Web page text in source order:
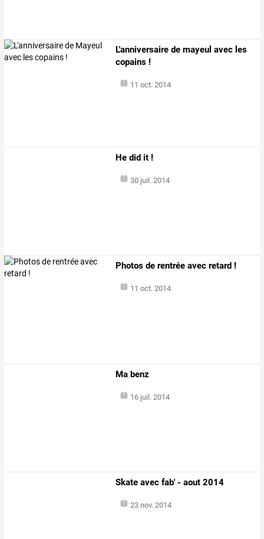
L'anniversaire de mayeul avec les
copains !
11 oct. 2014
He did it !
30 juil. 2014
Photos de rentrée avec retard !
11 oct. 2014
Ma benz
16 juil. 2014
Skate avec fab' - aout 2014
23 nov. 2014